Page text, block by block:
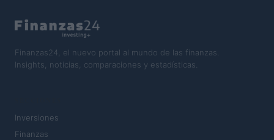
Finanzas24, el nuevo portal al mundo de las finanzas.
Insights, noticias, comparaciones y estadísticas.
Inversiones
Finanzas